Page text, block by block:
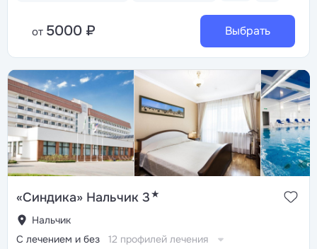
от 5000 ₽ Выбрать
«Синдика» Нальчик 3★
Нальчик
С лечением и без 12 профилей лечения